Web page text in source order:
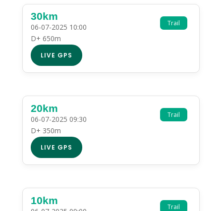
Trail
30km
06-07-2025 10:00
D+ 650m
LIVE GPS
Trail
20km
06-07-2025 09:30
D+ 350m
LIVE GPS
Trail
10km